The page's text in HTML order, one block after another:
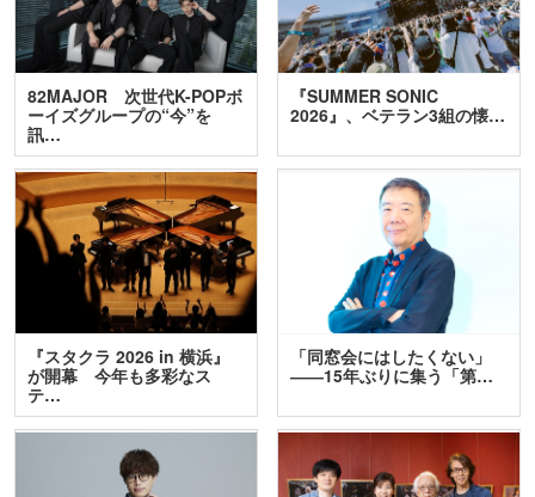
82MAJOR 次世代K-POPボ
ーイズグループの“今”を
訊…
『SUMMER SONIC
2026』、ベテラン3組の懐…
『スタクラ 2026 in 横浜』
が開幕 今年も多彩なス
テ…
「同窓会にはしたくない」
――15年ぶりに集う「第…